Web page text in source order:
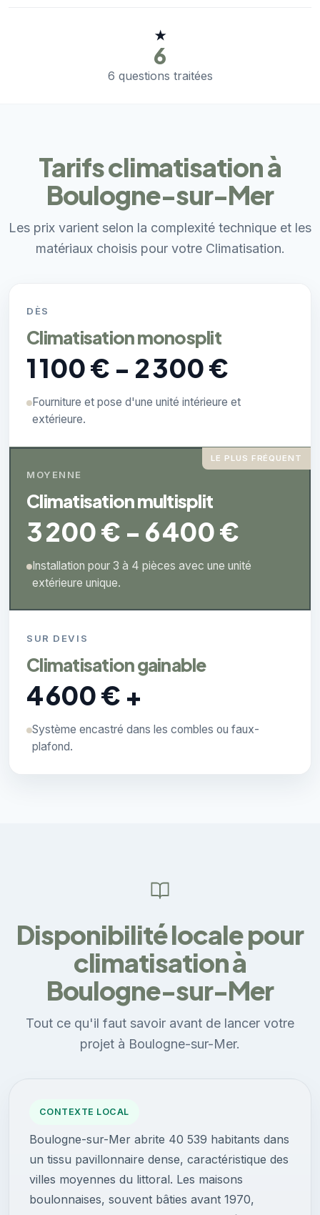
★
6
6 questions traitées
Tarifs climatisation à
Boulogne-sur-Mer
Les prix varient selon la complexité technique et les
matériaux choisis pour votre Climatisation.
DÈS
Climatisation monosplit
1 100 € - 2 300 €
Fourniture et pose d'une unité intérieure et
extérieure.
LE PLUS FRÉQUENT
MOYENNE
Climatisation multisplit
3 200 € - 6 400 €
Installation pour 3 à 4 pièces avec une unité
extérieure unique.
SUR DEVIS
Climatisation gainable
4 600 € +
Système encastré dans les combles ou faux-
plafond.
Disponibilité locale pour
climatisation à
Boulogne-sur-Mer
Tout ce qu'il faut savoir avant de lancer votre
projet à Boulogne-sur-Mer.
CONTEXTE LOCAL
Boulogne-sur-Mer abrite 40 539 habitants dans
un tissu pavillonnaire dense, caractéristique des
villes moyennes du littoral. Les maisons
boulonnaises, souvent bâties avant 1970,